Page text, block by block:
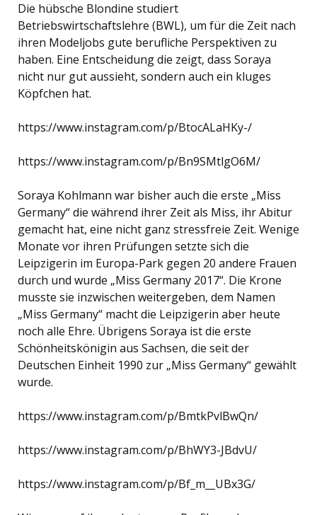
Die hübsche Blondine studiert
Betriebswirtschaftslehre (BWL), um für die Zeit nach
ihren Modeljobs gute berufliche Perspektiven zu
haben. Eine Entscheidung die zeigt, dass Soraya
nicht nur gut aussieht, sondern auch ein kluges
Köpfchen hat.
https://www.instagram.com/p/BtocALaHKy-/
https://www.instagram.com/p/Bn9SMtlgO6M/
Soraya Kohlmann war bisher auch die erste „Miss
Germany“ die während ihrer Zeit als Miss, ihr Abitur
gemacht hat, eine nicht ganz stressfreie Zeit. Wenige
Monate vor ihren Prüfungen setzte sich die
Leipzigerin im Europa-Park gegen 20 andere Frauen
durch und wurde „Miss Germany 2017“. Die Krone
musste sie inzwischen weitergeben, dem Namen
„Miss Germany“ macht die Leipzigerin aber heute
noch alle Ehre. Übrigens Soraya ist die erste
Schönheitskönigin aus Sachsen, die seit der
Deutschen Einheit 1990 zur „Miss Germany“ gewählt
wurde.
https://www.instagram.com/p/BmtkPvlBwQn/
https://www.instagram.com/p/BhWY3-JBdvU/
https://www.instagram.com/p/Bf_m__UBx3G/